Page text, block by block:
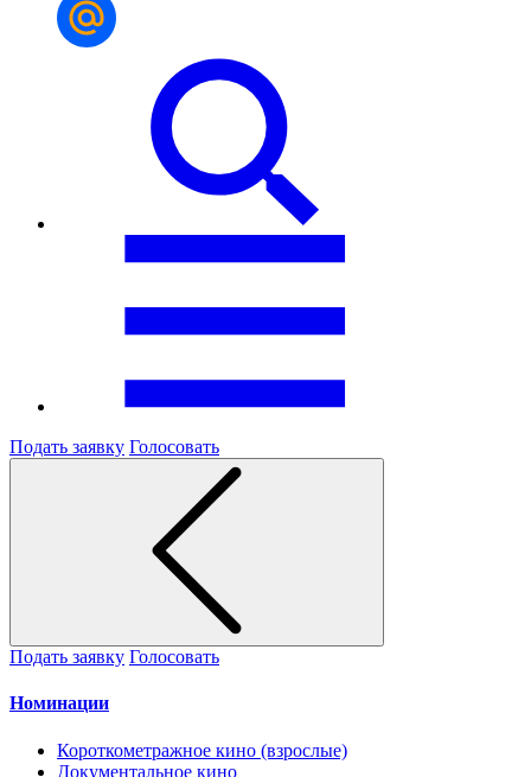
Подать заявку Голосовать
Подать заявку Голосовать
Номинации
Короткометражное кино (взрослые)
Документальное кино